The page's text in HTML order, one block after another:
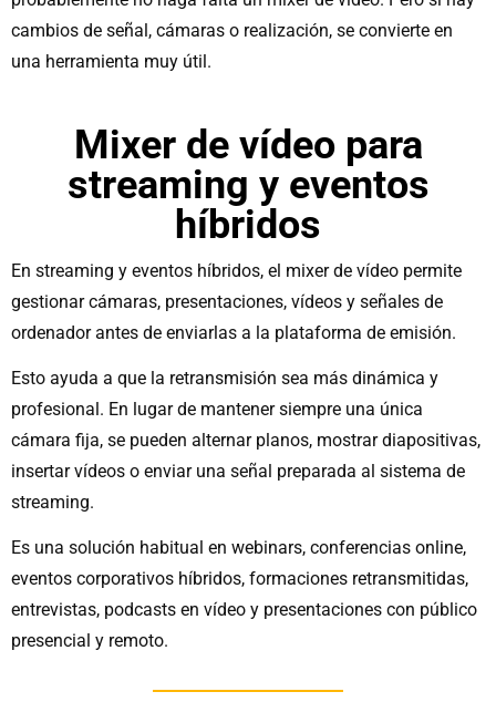
cambios de señal, cámaras o realización, se convierte en
una herramienta muy útil.
Mixer de vídeo para
streaming y eventos
híbridos
En streaming y eventos híbridos, el mixer de vídeo permite
gestionar cámaras, presentaciones, vídeos y señales de
ordenador antes de enviarlas a la plataforma de emisión.
Esto ayuda a que la retransmisión sea más dinámica y
profesional. En lugar de mantener siempre una única
cámara fija, se pueden alternar planos, mostrar diapositivas,
insertar vídeos o enviar una señal preparada al sistema de
streaming.
Es una solución habitual en webinars, conferencias online,
eventos corporativos híbridos, formaciones retransmitidas,
entrevistas, podcasts en vídeo y presentaciones con público
presencial y remoto.